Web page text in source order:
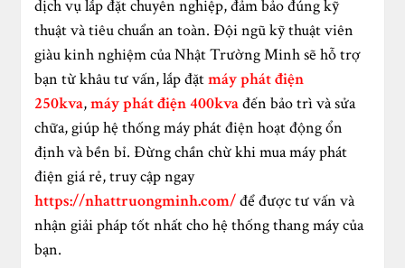
dịch vụ lắp đặt chuyên nghiệp, đảm bảo đúng kỹ
thuật và tiêu chuẩn an toàn. Đội ngũ kỹ thuật viên
giàu kinh nghiệm của Nhật Trường Minh sẽ hỗ trợ
bạn từ khâu tư vấn, lắp đặtmáy phát điện
250kva,máy phát điện 400kvađến bảo trì và sửa
chữa, giúp hệ thống máy phát điện hoạt động ổn
định và bền bỉ. Đừng chần chừ khi mua máy phát
điện giá rẻ, truy cập ngay
https://nhattruongminh.com/để được tư vấn và
nhận giải pháp tốt nhất cho hệ thống thang máy của
bạn.